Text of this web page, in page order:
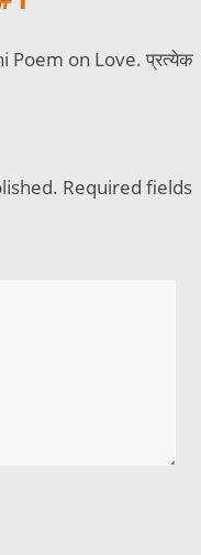
Poem on Love. प्रत्येक
Required fields